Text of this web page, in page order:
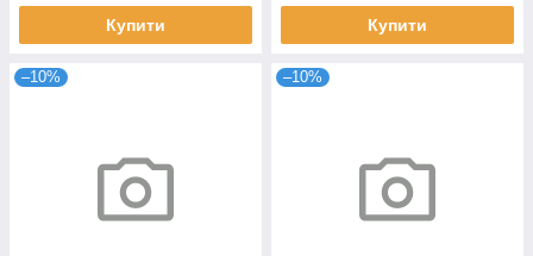
Купити Купити
–10% –10%